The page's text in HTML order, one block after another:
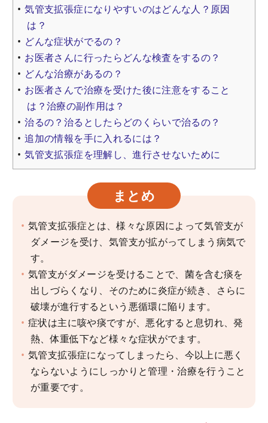
気管支拡張症になりやすいのはどんな人？原因
は？
どんな症状がでるの？
お医者さんに行ったらどんな検査をするの？
どんな治療があるの？
お医者さんで治療を受けた後に注意をすること
は？治療の副作用は？
治るの？治るとしたらどのくらいで治るの？
追加の情報を手に入れるには？
気管支拡張症を理解し、進行させないために
まとめ
気管支拡張症とは、様々な原因によって気管支が
ダメージを受け、気管支が拡がってしまう病気で
す。
気管支がダメージを受けることで、菌を含む痰を
出しづらくなり、そのために炎症が続き、さらに
破壊が進行するという悪循環に陥ります。
症状は主に咳や痰ですが、悪化すると息切れ、発
熱、体重低下など様々な症状がでます。
気管支拡張症になってしまったら、今以上に悪く
ならないようにしっかりと管理・治療を行うこと
が重要です。